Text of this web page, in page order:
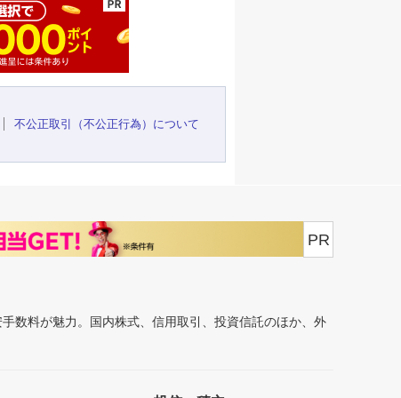
不公正取引（不公正行為）について
PR
数料が魅力。国内株式、信用取引、投資信託のほか、外